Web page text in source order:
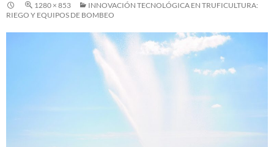
1280 × 853
INNOVACIÓN TECNOLÓGICA EN TRUFICULTURA:
RIEGO Y EQUIPOS DE BOMBEO